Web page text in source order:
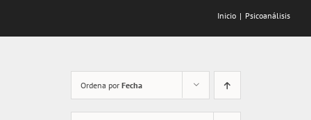
Inicio Psicoanálisis
Ordena por Fecha